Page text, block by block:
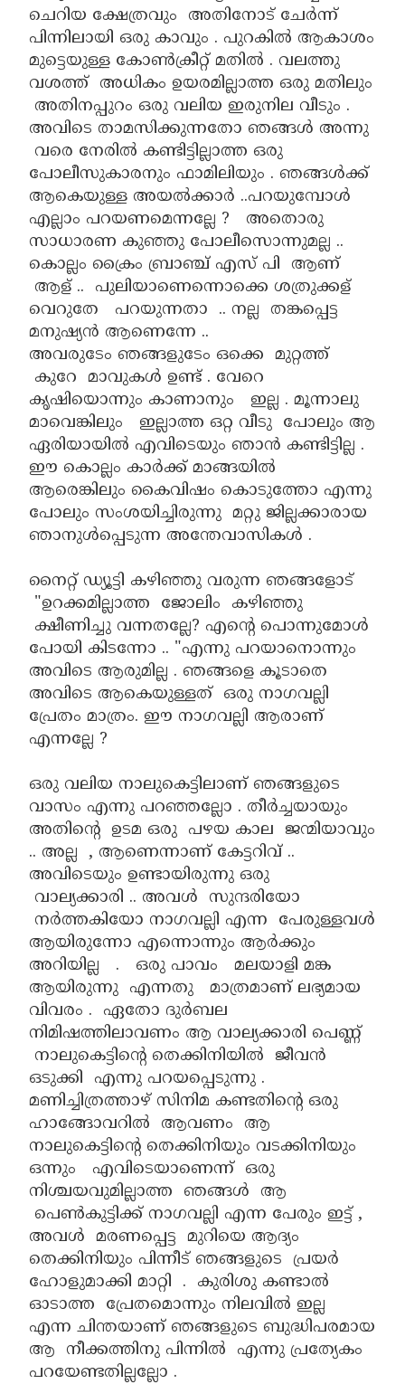
ചെറിയ ക്ഷേത്രവും അതിനോട് ചേർന്ന്
പിന്നിലായി ഒരു കാവും . പുറകിൽ ആകാശം
മുട്ടെയുള്ള കോൺക്രീറ്റ് മതിൽ . വലത്തു
വശത്ത് അധികം ഉയരമില്ലാത്ത ഒരു മതിലും
അതിനപ്പുറം ഒരു വലിയ ഇരുനില വീടും .
അവിടെ താമസിക്കുന്നതോ ഞങ്ങൾ അന്നു
വരെ നേരിൽ കണ്ടിട്ടില്ലാത്ത ഒരു
പോലീസുകാരനും ഫാമിലിയും . ഞങ്ങൾക്ക്
ആകെയുള്ള അയൽക്കാർ ..പറയുമ്പോൾ
എല്ലാം പറയണമെന്നല്ലേ ? അതൊരു
സാധാരണ കുഞ്ഞു പോലീസൊന്നുമല്ല ..
കൊല്ലം ക്രൈം ബ്രാഞ്ച് എസ് പി ആണ്
ആള് .. പുലിയാണെന്നൊക്കെ ശത്രുക്കള്
വെറുതേ പറയുന്നതാ .. നല്ല തങ്കപ്പെട്ട
മനുഷ്യൻ ആണെന്നേ ..
അവരുടേം ഞങ്ങളുടേം ഒക്കെ മുറ്റത്ത്
കുറേ മാവുകൾ ഉണ്ട് . വേറെ
കൃഷിയൊന്നും കാണാനും ഇല്ല . മൂന്നാലു
മാവെങ്കിലും ഇല്ലാത്ത ഒറ്റ വീടു പോലും ആ
ഏരിയായിൽ എവിടെയും ഞാൻ കണ്ടിട്ടില്ല .
ഈ കൊല്ലം കാർക്ക് മാങ്ങയിൽ
ആരെങ്കിലും കൈവിഷം കൊടുത്തോ എന്നു
പോലും സംശയിച്ചിരുന്നു മറ്റു ജില്ലക്കാരായ
ഞാനുൾപ്പെടുന്ന അന്തേവാസികൾ .
നൈറ്റ് ഡ്യൂട്ടി കഴിഞ്ഞു വരുന്ന ഞങ്ങളോട്
"ഉറക്കമില്ലാത്ത ജോലിം കഴിഞ്ഞു
ക്ഷീണിച്ചു വന്നതല്ലേ? എന്റെ പൊന്നുമോൾ
പോയി കിടന്നോ .. "എന്നു പറയാനൊന്നും
അവിടെ ആരുമില്ല . ഞങ്ങളെ കൂടാതെ
അവിടെ ആകെയുള്ളത് ഒരു നാഗവല്ലി
പ്രേതം മാത്രം. ഈ നാഗവല്ലി ആരാണ്
എന്നല്ലേ ?
ഒരു വലിയ നാലുകെട്ടിലാണ് ഞങ്ങളുടെ
വാസം എന്നു പറഞ്ഞല്ലോ . തീർച്ചയായും
അതിന്റെ ഉടമ ഒരു പഴയ കാല ജന്മിയാവും
.. അല്ല , ആണെന്നാണ് കേട്ടറിവ് ..
അവിടെയും ഉണ്ടായിരുന്നു ഒരു
വാല്യക്കാരി .. അവൾ സുന്ദരിയോ
നർത്തകിയോ നാഗവല്ലി എന്ന പേരുള്ളവൾ
ആയിരുന്നോ എന്നൊന്നും ആർക്കും
അറിയില്ല . ഒരു പാവം മലയാളി മങ്ക
ആയിരുന്നു എന്നതു മാത്രമാണ് ലഭ്യമായ
വിവരം . ഏതോ ദുർബല
നിമിഷത്തിലാവണം ആ വാല്യക്കാരി പെണ്ണ്
നാലുകെട്ടിന്റെ തെക്കിനിയിൽ ജീവൻ
ഒടുക്കി എന്നു പറയപ്പെടുന്നു .
മണിച്ചിത്രത്താഴ് സിനിമ കണ്ടതിന്റെ ഒരു
ഹാങ്ങോവറിൽ ആവണം ആ
നാലുകെട്ടിന്റെ തെക്കിനിയും വടക്കിനിയും
ഒന്നും എവിടെയാണെന്ന് ഒരു
നിശ്ചയവുമില്ലാത്ത ഞങ്ങൾ ആ
പെൺകുട്ടിക്ക്‌ നാഗവല്ലി എന്ന പേരും ഇട്ട് ,
അവൾ മരണപ്പെട്ട മുറിയെ ആദ്യം
തെക്കിനിയും പിന്നീട് ഞങ്ങളുടെ പ്രയർ
ഹോളുമാക്കി മാറ്റി . കുരിശു കണ്ടാൽ
ഓടാത്ത പ്രേതമൊന്നും നിലവിൽ ഇല്ല
എന്ന ചിന്തയാണ് ഞങ്ങളുടെ ബുദ്ധിപരമായ
ആ നീക്കത്തിനു പിന്നിൽ എന്നു പ്രത്യേകം
പറയേണ്ടതില്ലല്ലോ .